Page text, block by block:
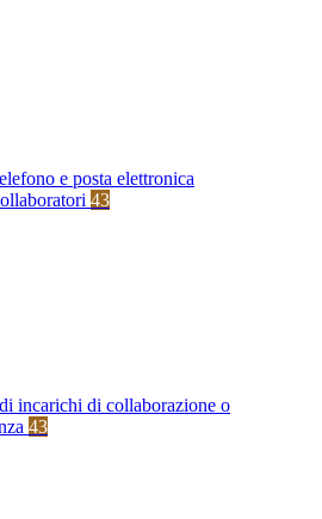
e posta elettronica
43
incarichi di collaborazione o
43